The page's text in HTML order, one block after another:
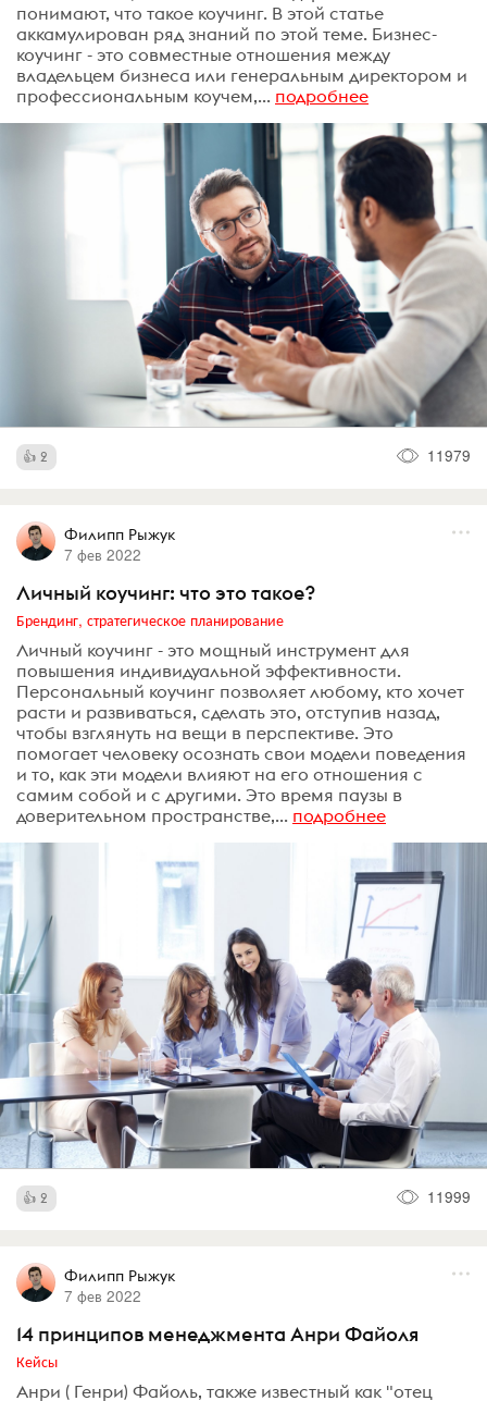
понимают, что такое коучинг. В этой статье
аккамулирован ряд знаний по этой теме. Бизнес-
коучинг - это совместные отношения между
владельцем бизнеса или генеральным директором и
профессиональным коучем,... подробнее
2 11979
Филипп Рыжук
7 фев 2022
Личный коучинг: что это такое?
Брендинг, стратегическое планирование
Личный коучинг - это мощный инструмент для
повышения индивидуальной эффективности.
Персональный коучинг позволяет любому, кто хочет
расти и развиваться, сделать это, отступив назад,
чтобы взглянуть на вещи в перспективе. Это
помогает человеку осознать свои модели поведения
и то, как эти модели влияют на его отношения с
самим собой и с другими. Это время паузы в
доверительном пространстве,... подробнее
2 11999
Филипп Рыжук
7 фев 2022
14 принципов менеджмента Анри Файоля
Кейсы
Анри ( Генри) Файоль, также известный как "отец